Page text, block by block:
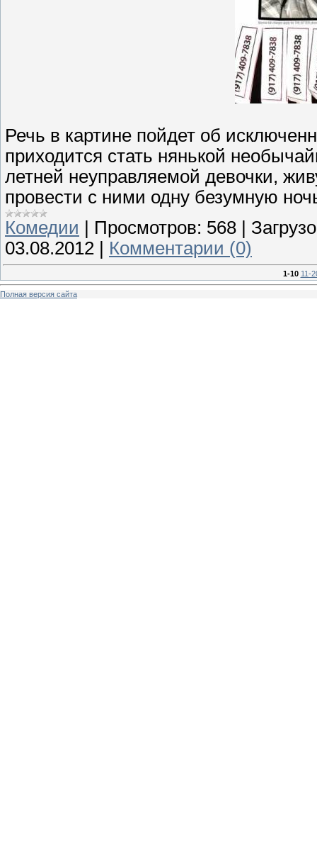
Речь в картине пойдет об
приходится стать нянькой
летней неуправляемой девочки,
провести с ними одну безумную
Комедии | Просмотров: 568 |
03.08.2012 | Комментарии (0)
1-10 11-
Полная версия сайта